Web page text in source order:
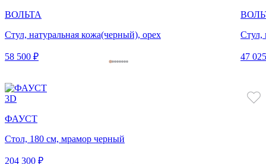
ВОЛЬТА
Стул, натуральная кожа(черный), орех
58 500 ₽
Стул,
47
3D
ФАУСТ
Стол, 180 см, мрамор черный
204 300 ₽